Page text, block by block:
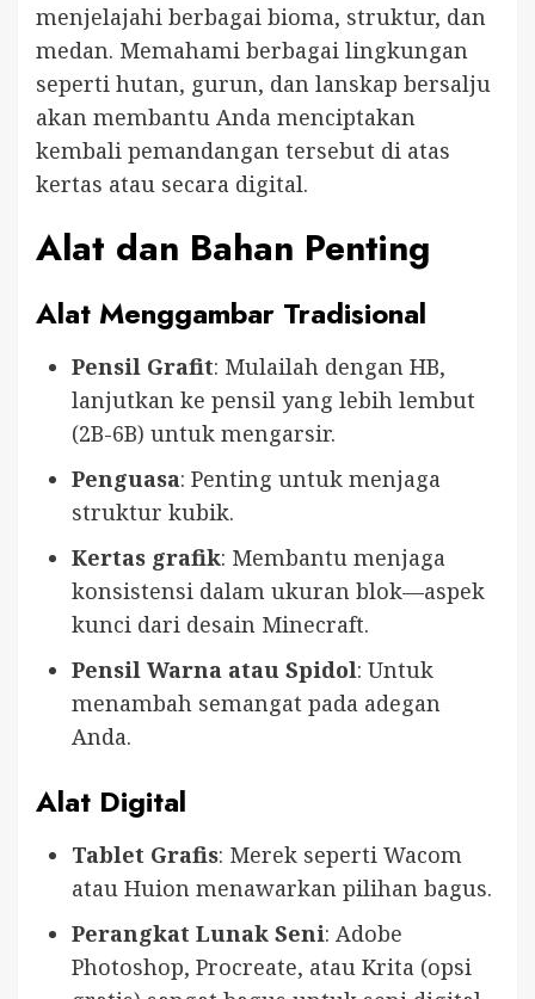
menjelajahi berbagai bioma, struktur, dan
medan. Memahami berbagai lingkungan
seperti hutan, gurun, dan lanskap bersalju
akan membantu Anda menciptakan
kembali pemandangan tersebut di atas
kertas atau secara digital.
Alat dan Bahan Penting
Alat Menggambar Tradisional
Pensil Grafit: Mulailah dengan HB,
lanjutkan ke pensil yang lebih lembut
(2B-6B) untuk mengarsir.
Penguasa: Penting untuk menjaga
struktur kubik.
Kertas grafik: Membantu menjaga
konsistensi dalam ukuran blok—aspek
kunci dari desain Minecraft.
Pensil Warna atau Spidol: Untuk
menambah semangat pada adegan
Anda.
Alat Digital
Tablet Grafis: Merek seperti Wacom
atau Huion menawarkan pilihan bagus.
Perangkat Lunak Seni: Adobe
Photoshop, Procreate, atau Krita (opsi